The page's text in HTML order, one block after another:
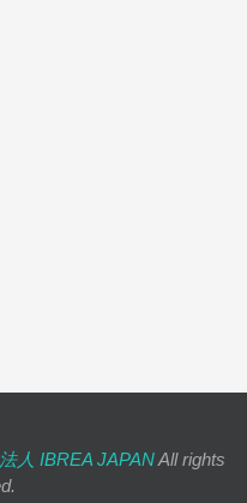
人 IBREA JAPANAll rights